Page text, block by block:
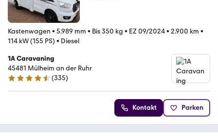
Kastenwagen • 5.989 mm • Bis 350 kg • EZ 09/2024• 2.900 km •
114 kW (155 PS) • Diesel
1A Caravaning
45481 Mülheim an der Ruhr
4.6 Sterne
(335)
Kontakt Parken